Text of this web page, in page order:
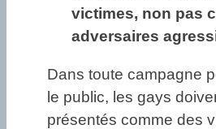
victimes, non pas
adversaires
Dans toute campagne
le public, les gays
présentés comme des